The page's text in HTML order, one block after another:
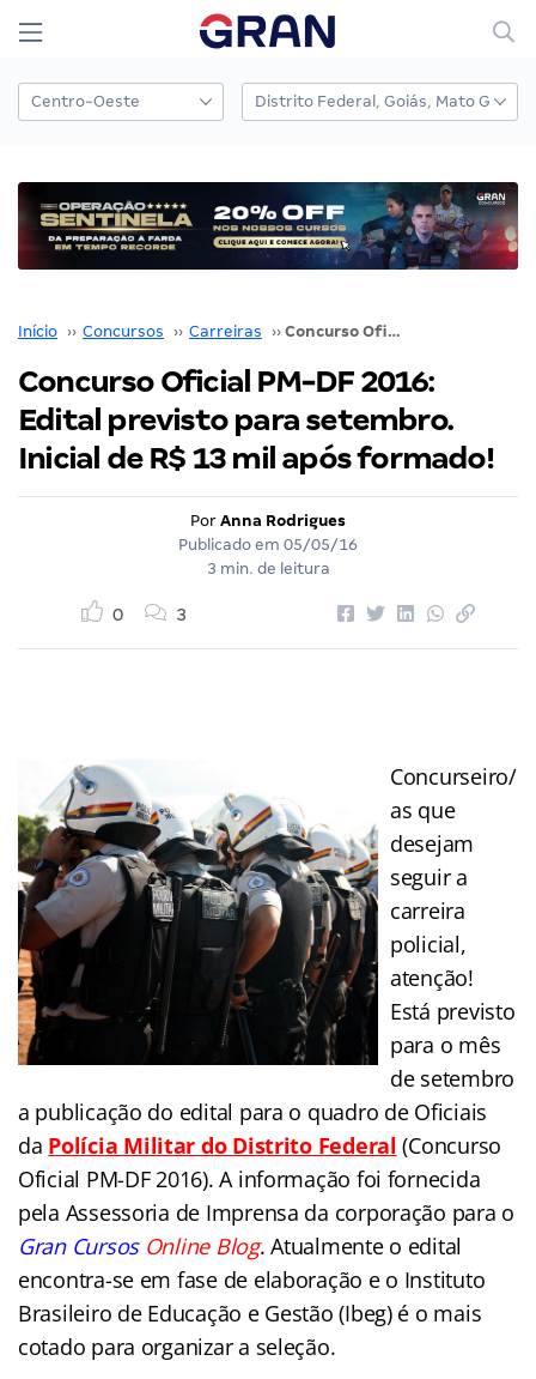
Início ›› Concursos ›› Carreiras ›› Concurso Oficial PM-DF 2016: Edital previsto para setembro. Inicial de R$ 13 mil após formado!
Concurso Oficial PM-DF 2016:
Edital previsto para setembro.
Inicial de R$ 13 mil após formado!
Por Anna Rodrigues
Publicado em 05/05/16
3 min. de leitura
0 3
Concurseiro/
as que
desejam
seguir a
carreira
policial,
atenção!
Está previsto
para o mês
de setembro
a publicação do edital para o quadro de Oficiais
da Polícia Militar do Distrito Federal (Concurso
Oficial PM-DF 2016). A informação foi fornecida
pela Assessoria de Imprensa da corporação para o
Gran Cursos Online Blog. Atualmente o edital
encontra-se em fase de elaboração e o Instituto
Brasileiro de Educação e Gestão (Ibeg) é o mais
cotado para organizar a seleção.